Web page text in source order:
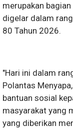
merupakan
digelar dalam
80 Tahun 2026.
"Hari ini dalam
Polantas
bantuan sosial
masyarakat yang
yang diberikan